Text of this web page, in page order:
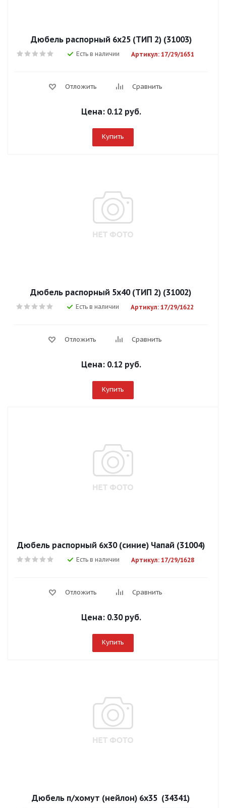
Дюбель распорный 6х25 (ТИП 2) (31003)
Есть в наличии Артикул: 17/29/1651
Отложить Сравнить
Цена: 0.12 руб.
Купить
Дюбель распорный 5х40 (ТИП 2) (31002)
Есть в наличии Артикул: 17/29/1622
Отложить Сравнить
Цена: 0.12 руб.
Купить
Дюбель распорный 6х30 (синие) Чапай (31004)
Есть в наличии Артикул: 17/29/1628
Отложить Сравнить
Цена: 0.30 руб.
Купить
Дюбель п/хомут (нейлон) 6х35 (34341)